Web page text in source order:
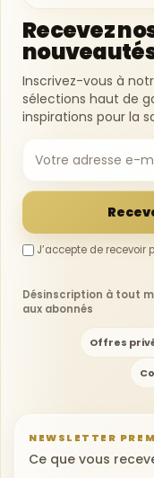
Recevez
Inscrivez-vous à
sélections haut de
inspirations pour la
Votre adresse e-mail
J’accepte de
Désinscription à tout
aux abonnés
Offres
NEWSLETTER
Ce que vous